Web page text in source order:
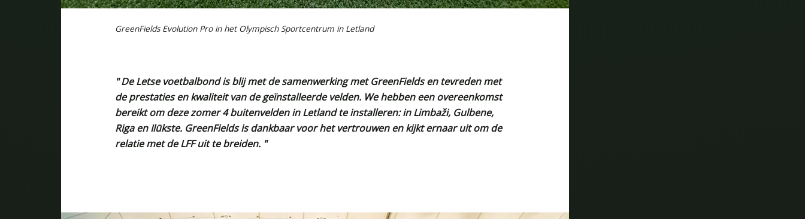
GreenFields Evolution Pro in het Olympisch Sportcentrum in Letland
" De Letse voetbalbond is blij met de samenwerking met GreenFields en tevreden met
de prestaties en kwaliteit van de geïnstalleerde velden. We hebben een overeenkomst
bereikt om deze zomer 4 buitenvelden in Letland te installeren: in Limbaži, Gulbene,
Riga en Ilūkste. GreenFields is dankbaar voor het vertrouwen en kijkt ernaar uit om de
relatie met de LFF uit te breiden. "